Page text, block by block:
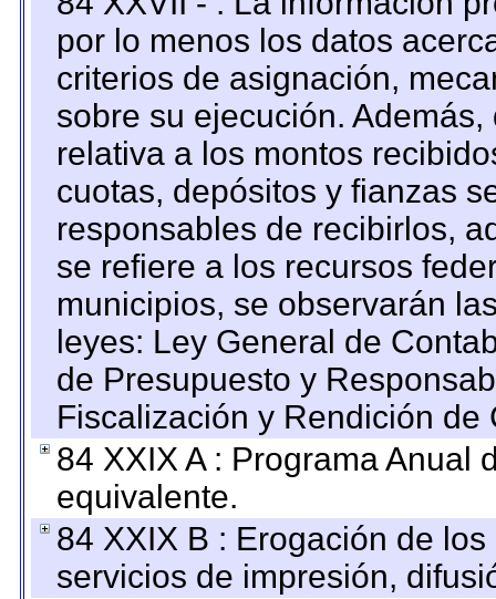
por lo menos los datos
criterios de asignación,
sobre su ejecución.
relativa a los montos
cuotas, depósitos y fianzas
responsables de recibirlos,
se refiere a los recursos
municipios, se observarán
leyes: Ley General de
de Presupuesto y
Fiscalización y Rendición
84 XXIX A : Programa Anual
equivalente.
84 XXIX B : Erogación de
servicios de impresión,